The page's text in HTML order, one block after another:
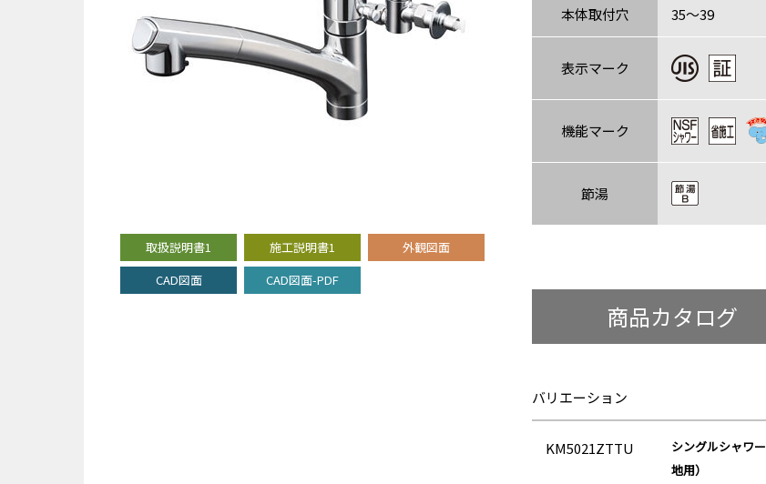
取扱説明書1 施工説明書1
外観図面
CAD図面
CAD図面-PDF
本体取付穴 35～39
表示マーク
機能マーク
節湯
商品カタログ
バリエーション
KM5021ZTTU
シングルシャワ
地用）